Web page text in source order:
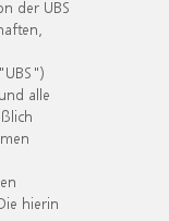
der UBS
alle
hierin